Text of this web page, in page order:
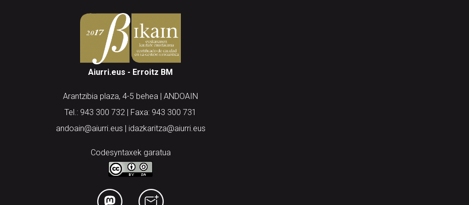
Aiurri.eus - Erroitz BM
Arantzibia plaza, 4-5 behea | ANDOAIN
Tel.: 943 300 732 | Faxa: 943 300 731
andoain@aiurri.eus | idazkaritza@aiurri.eus
Codesyntaxek garatua